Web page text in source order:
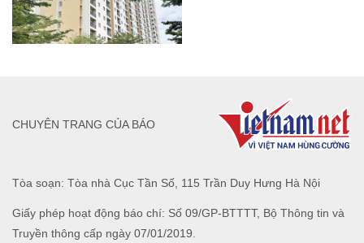
Tòa soạn: Tòa nhà Cục Tần Số, 115 Trần Duy Hưng Hà Nội
Giấy phép hoạt động báo chí: Số 09/GP-BTTTT, Bộ Thông tin và
Truyền thông cấp ngày 07/01/2019.
CHUYÊN TRANG CỦA BÁO